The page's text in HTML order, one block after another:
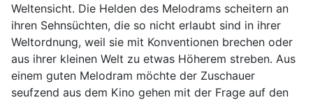
Weltensicht. Die Helden des Melodrams scheitern an
ihren Sehnsüchten, die so nicht erlaubt sind in ihrer
Weltordnung, weil sie mit Konventionen brechen oder
aus ihrer kleinen Welt zu etwas Höherem streben. Aus
einem guten Melodram möchte der Zuschauer
seufzend aus dem Kino gehen mit der Frage auf den